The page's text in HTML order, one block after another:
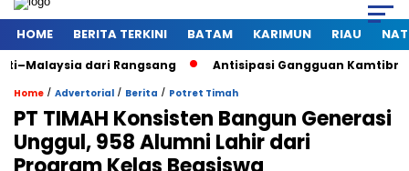
HOME BERITA TERKINI BATAM KARIMUN RIAU
dari Rangsang Antisipasi Gangguan Kamtibmas Saat
Home / Advertorial / Berita / Potret Timah
PT TIMAH Konsisten Bangun Generasi
Unggul, 958 Alumni Lahir dari